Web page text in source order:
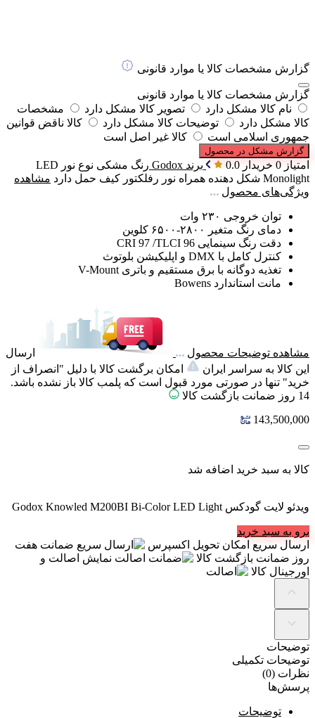
گزارش مشخصات کالا یا موارد قانونی
گزارش مشخصات کالا یا موارد قانونی
نام کالا مشکل دارد
تصویر کالا مشکل دارد
مشخصات
کالا مشکل دارد
توضیحات کالا مشکل دارد
کالا ناقض قوانین
جمهوری اسلامی است
کالا غیر اصل است
گزارش مشکل در محصول
امتیاز 0 خریدار 0.0 برند Godox رنگ مشکی نوع نور LED
Monolight شکل دهنده همراه نور رفلکتور کیف حمل دارد مشاهده
ویژگی‌های محصول
توان خروجی ۲۳۰ وات
دمای رنگ متغیر ۲۸۰۰-۶۵۰۰ کلوین
دقت رنگ سینمایی CRI 97 /TLCI 96
کنترل کامل با DMX و اپلیکیشن بلوتوث
تغذیه دوگانه با برق مستقیم و باتری V-Mount
مانت استاندارد Bowens
مشاهده توضیحات محصول
ارسال
این کالا به سراسر ایران
امکان برگشت کالا با دلیل "انصراف از
خرید" تنها در صورتی مورد قبول است که پلمب کالا باز نشده باشد.
14 روز ضمانت بازگشت کالا
143,500,000
کالا به سبد خرید اضافه شد
ویدئو لایت گودکس Godox Knowled M200BI Bi-Color LED Light
برو به سبد خرید
ارسال سریع امکان تحویل اکسپرس ضمانت هفت
روز ضمانت بازگشت کالا
اصالت نمایش اصالت و
اورجینال کالا
توضیحات
توضیحات تکمیلی
نظرات (0)
پرسش‌ها
توضیحات